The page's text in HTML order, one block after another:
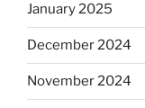
January 2025
December 2024
November 2024